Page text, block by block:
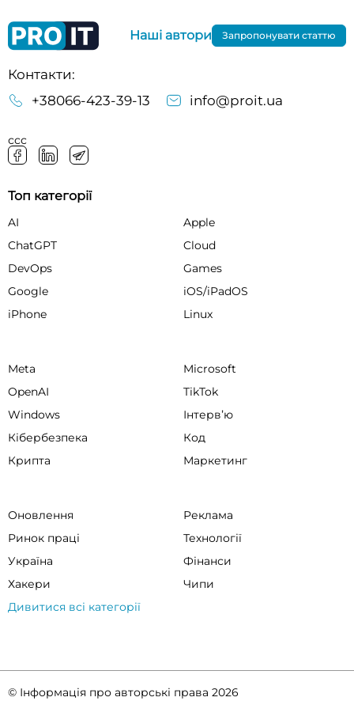
Контакти:
+38066-423-39-13
info@proit.ua
ссс
Наші автори Запропонувати статтю
Топ категорії
AI
Apple
ChatGPT
Cloud
DevOps
Games
Google
iOS/iPadOS
iPhone
Linux
Meta
Microsoft
OpenAI
TikTok
Windows
Інтервʼю
Кібербезпека
Код
Крипта
Маркетинг
Оновлення
Реклама
Ринок праці
Технології
Україна
Фінанси
Хакери
Чипи
Дивитися всі категорії
© Інформація про авторські права 2026